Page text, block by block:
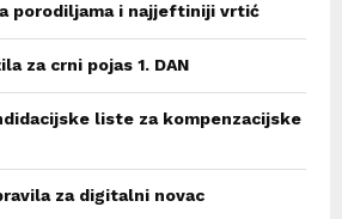
porodiljama i najjeftiniji vrtić
za crni pojas 1. DAN
liste za kompenzacijske
za digitalni novac